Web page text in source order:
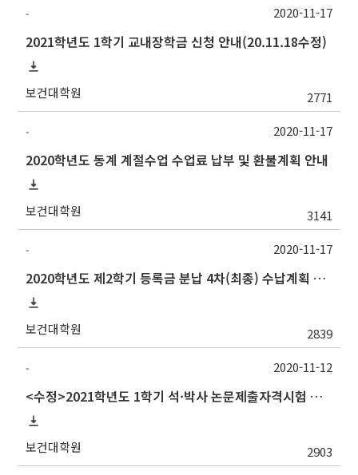
-
2021학년도 1학기 교내장학금 신청 안내(20.11.18수정)
보건대학원 2771
2020-11-17
-
2020학년도 동계 계절수업 수업료 납부 및 환불계획 안내
보건대학원 3141
2020-11-17
-
2020학년도 제2학기 등록금 분납 4차(최종) 수납계획 알림
보건대학원 2839
2020-11-17
-
<수정>2021학년도 1학기 석·박사 논문제출자격시험 안내 (TSQ exam)_시험일변경
보건대학원 2903
2020-11-12